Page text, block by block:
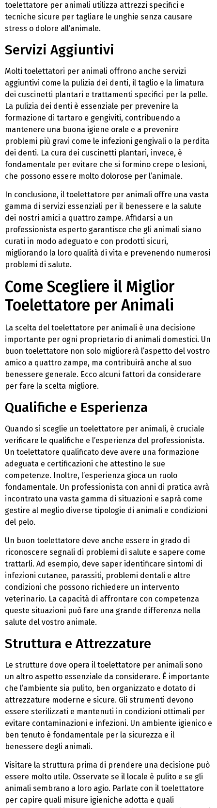
toelettatore per animali utilizza attrezzi specifici e
tecniche sicure per tagliare le unghie senza causare
stress o dolore all’animale.
Servizi Aggiuntivi
Molti toelettatori per animali offrono anche servizi
aggiuntivi come la pulizia dei denti, il taglio e la limatura
dei cuscinetti plantari e trattamenti specifici per la pelle.
La pulizia dei denti è essenziale per prevenire la
formazione di tartaro e gengiviti, contribuendo a
mantenere una buona igiene orale e a prevenire
problemi più gravi come le infezioni gengivali o la perdita
dei denti. La cura dei cuscinetti plantari, invece, è
fondamentale per evitare che si formino crepe o lesioni,
che possono essere molto dolorose per l’animale.
In conclusione, il toelettatore per animali offre una vasta
gamma di servizi essenziali per il benessere e la salute
dei nostri amici a quattro zampe. Affidarsi a un
professionista esperto garantisce che gli animali siano
curati in modo adeguato e con prodotti sicuri,
migliorando la loro qualità di vita e prevenendo numerosi
problemi di salute.
Come Scegliere il Miglior
Toelettatore per Animali
La scelta del toelettatore per animali è una decisione
importante per ogni proprietario di animali domestici. Un
buon toelettatore non solo migliorerà l’aspetto del vostro
amico a quattro zampe, ma contribuirà anche al suo
benessere generale. Ecco alcuni fattori da considerare
per fare la scelta migliore.
Qualifiche e Esperienza
Quando si sceglie un toelettatore per animali, è cruciale
verificare le qualifiche e l’esperienza del professionista.
Un toelettatore qualificato deve avere una formazione
adeguata e certificazioni che attestino le sue
competenze. Inoltre, l’esperienza gioca un ruolo
fondamentale. Un professionista con anni di pratica avrà
incontrato una vasta gamma di situazioni e saprà come
gestire al meglio diverse tipologie di animali e condizioni
del pelo.
Un buon toelettatore deve anche essere in grado di
riconoscere segnali di problemi di salute e sapere come
trattarli. Ad esempio, deve saper identificare sintomi di
infezioni cutanee, parassiti, problemi dentali e altre
condizioni che possono richiedere un intervento
veterinario. La capacità di affrontare con competenza
queste situazioni può fare una grande differenza nella
salute del vostro animale.
Struttura e Attrezzature
Le strutture dove opera il toelettatore per animali sono
un altro aspetto essenziale da considerare. È importante
che l’ambiente sia pulito, ben organizzato e dotato di
attrezzature moderne e sicure. Gli strumenti devono
essere sterilizzati e mantenuti in condizioni ottimali per
evitare contaminazioni e infezioni. Un ambiente igienico e
ben tenuto è fondamentale per la sicurezza e il
benessere degli animali.
Visitare la struttura prima di prendere una decisione può
essere molto utile. Osservate se il locale è pulito e se gli
animali sembrano a loro agio. Parlate con il toelettatore
per capire quali misure igieniche adotta e quali